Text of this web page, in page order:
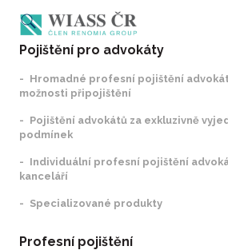
Pojištění pro advokáty
Hromadné profesní pojištění
možnosti připojištění
Pojištění advokátů za exkluzivně
podmínek
Individuální profesní pojištění
kanceláří
Specializované produkty
Profesní pojištění